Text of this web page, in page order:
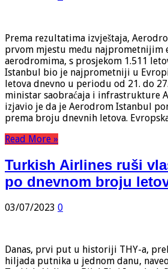
Prema rezultatima izvještaja,
prvom mjestu među najprometnijim
aerodromima, s prosjekom 1.511
Istanbul bio je najprometniji u
letova dnevno u periodu od 21. do
ministar saobraćaja i infrastrukture
izjavio je da je Aerodrom Istanbul
prema broju dnevnih letova.
Read More »
Turkish Airlines ruši
po dnevnom broju
03/07/2023 0
Danas, prvi put u historiji THY-a,
hiljada putnika u jednom danu,